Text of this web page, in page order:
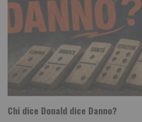
Chi dice Donald dice Danno?